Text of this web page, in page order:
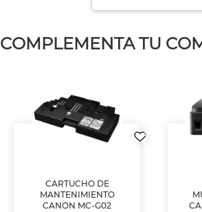
COMPLEMENTA TU
CARTUCHO DE
MANTENIMIENTO
CANON MC-G02